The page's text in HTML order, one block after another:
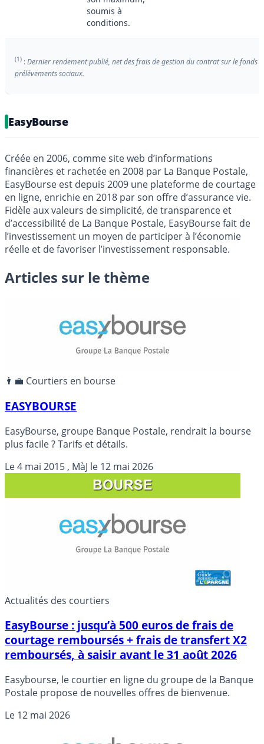
soumis à
conditions.
(1) :Dernier rendement publié, net des frais de gestion du contrat sur le fonds
prélèvements sociaux.
EasyBourse
Créée en 2006, comme site web d’informations
financières et rachetée en 2008 par La Banque Postale,
EasyBourse est depuis 2009 une plateforme de courtage
en ligne, enrichie en 2018 par son offre d’assurance vie.
Fidèle aux valeurs de simplicité, de transparence et
d’accessibilité de La Banque Postale, EasyBourse fait de
l’investissement un moyen de participer à l’économie
réelle et de favoriser l’investissement responsable.
Articles sur le thème
👨‍💼 Courtiers en bourse
EASYBOURSE
EasyBourse, groupe Banque Postale, rendrait la bourse
plus facile ? Tarifs et détails.
Le4 mai 2015 , MàJ le 12 mai 2026
Actualités des courtiers
EasyBourse : jusqu’à 500 euros de frais de
courtage remboursés + frais de transfert X2
remboursés, à saisir avant le 31 août 2026
Easybourse, le courtier en ligne du groupe de la Banque
Postale propose de nouvelles offres de bienvenue.
Le 12 mai 2026